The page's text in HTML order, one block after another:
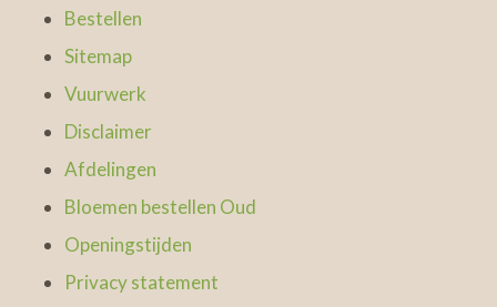
Bestellen
Sitemap
Vuurwerk
Disclaimer
Afdelingen
Bloemen bestellen Oud
Openingstijden
Privacy statement